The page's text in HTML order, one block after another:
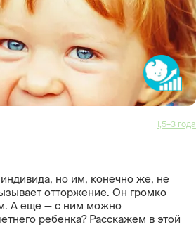
1,5–3 года
но им, конечно же, не
отторжение. Он громко
А еще — с ним можно
ребенка? Расскажем в этой